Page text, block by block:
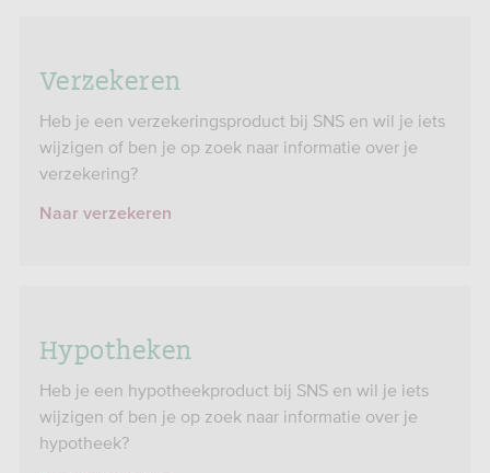
Verzekeren
Heb je een verzekeringsproduct bij SNS en wil je iets
wijzigen of ben je op zoek naar informatie over je
verzekering?
Naar verzekeren
Hypotheken
Heb je een hypotheekproduct bij SNS en wil je iets
wijzigen of ben je op zoek naar informatie over je
hypotheek?